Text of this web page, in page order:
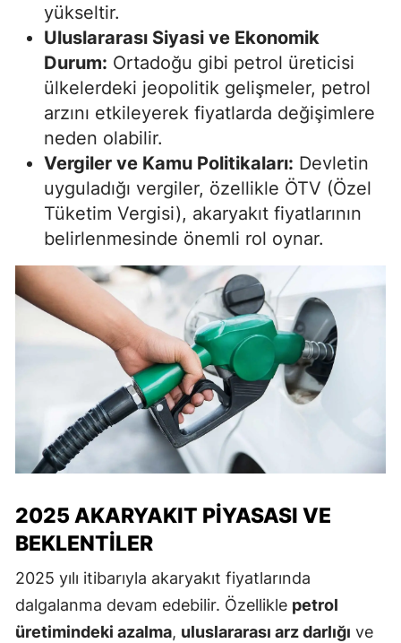
yükseltir.
Uluslararası Siyasi ve Ekonomik
Durum: Ortadoğu gibi petrol üreticisi
ülkelerdeki jeopolitik gelişmeler, petrol
arzını etkileyerek fiyatlarda değişimlere
neden olabilir.
Vergiler ve Kamu Politikaları: Devletin
uyguladığı vergiler, özellikle ÖTV (Özel
Tüketim Vergisi), akaryakıt fiyatlarının
belirlenmesinde önemli rol oynar.
2025 AKARYAKIT PIYASASI VE
BEKLENTILER
2025 yılı itibarıyla akaryakıt fiyatlarında
dalgalanma devam edebilir. Özellikle petrol
üretimindeki azalma, uluslararası arz darlığı ve